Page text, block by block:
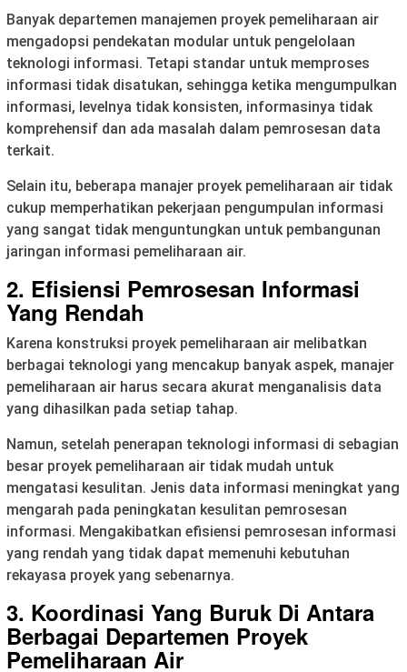
Banyak departemen manajemen proyek pemeliharaan air
mengadopsi pendekatan modular untuk pengelolaan
teknologi informasi. Tetapi standar untuk memproses
informasi tidak disatukan, sehingga ketika mengumpulkan
informasi, levelnya tidak konsisten, informasinya tidak
komprehensif dan ada masalah dalam pemrosesan data
terkait.
Selain itu, beberapa manajer proyek pemeliharaan air tidak
cukup memperhatikan pekerjaan pengumpulan informasi
yang sangat tidak menguntungkan untuk pembangunan
jaringan informasi pemeliharaan air.
2. Efisiensi Pemrosesan Informasi
Yang Rendah
Karena konstruksi proyek pemeliharaan air melibatkan
berbagai teknologi yang mencakup banyak aspek, manajer
pemeliharaan air harus secara akurat menganalisis data
yang dihasilkan pada setiap tahap.
Namun, setelah penerapan teknologi informasi di sebagian
besar proyek pemeliharaan air tidak mudah untuk
mengatasi kesulitan. Jenis data informasi meningkat yang
mengarah pada peningkatan kesulitan pemrosesan
informasi. Mengakibatkan efisiensi pemrosesan informasi
yang rendah yang tidak dapat memenuhi kebutuhan
rekayasa proyek yang sebenarnya.
3. Koordinasi Yang Buruk Di Antara
Berbagai Departemen Proyek
Pemeliharaan Air